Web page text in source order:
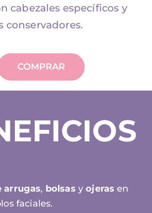
cabezales específicos y
conservadores.
COMPRAR
arrugas, bolsas yojeras en
faciales.